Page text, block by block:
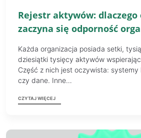
Rejestr aktywów: dlaczego
zaczyna się odporność
Każda organizacja posiada setki,
dziesiątki tysięcy aktywów
Część z nich jest oczywista:
czy dane. Inne…
CZYTAJ WIĘCEJ